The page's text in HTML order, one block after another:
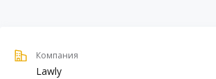
Компания
Lawly